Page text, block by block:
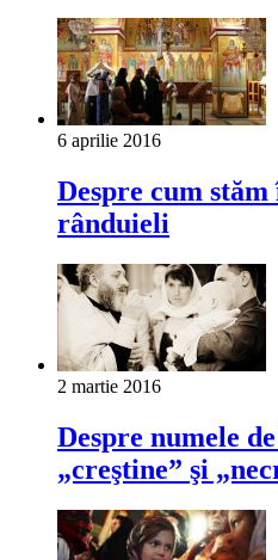
6 aprilie 2016
Despre cum
rânduieli
2 martie 2016
Despre numele
„creştine” şi